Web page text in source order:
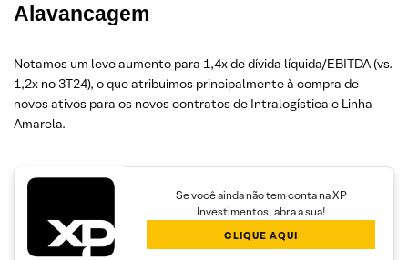
Alavancagem
Notamos um leve aumento para 1,4x de dívida líquida/EBITDA (vs.
1,2x no 3T24), o que atribuímos principalmente à compra de
novos ativos para os novos contratos de Intralogística e Linha
Amarela.
Se você ainda não tem conta na XP
Investimentos, abra a sua!
CLIQUE AQUI